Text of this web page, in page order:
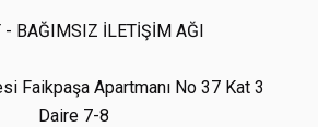
- BAĞIMSIZ İLETİŞİM AĞI
Faikpaşa Apartmanı No 37 Kat 3
Daire 7-8